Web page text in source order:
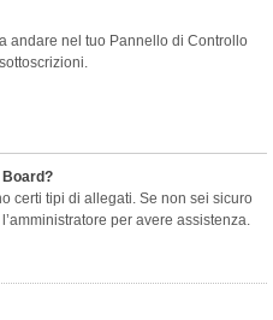
andare nel tuo Pannello di Controllo
certi tipi di allegati. Se non sei sicuro
per avere assistenza.